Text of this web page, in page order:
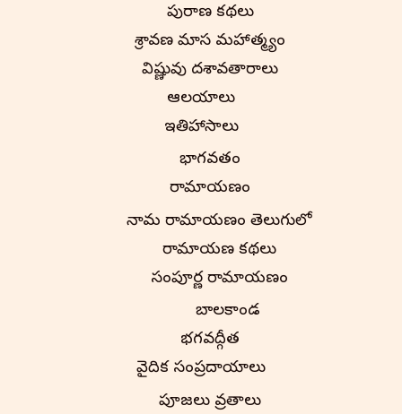
పురాణ కథలు
శ్రావణ మాస మహాత్మ్యం
విష్ణువు దశావతారాలు
ఆలయాలు
ఇతిహాసాలు
భాగవతం
రామాయణం
నామ రామాయణం తెలుగులో
రామాయణ కథలు
సంపూర్ణ రామాయణం
బాలకాండ
భగవద్గీత
వైదిక సంప్రదాయాలు
పూజలు వ్రతాలు